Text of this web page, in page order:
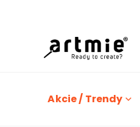
Akcie / Trendy